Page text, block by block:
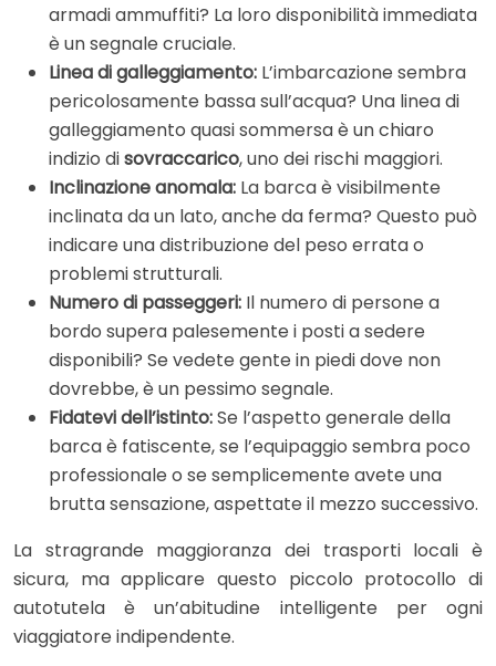
armadi ammuffiti? La loro disponibilità immediata
è un segnale cruciale.
Linea di galleggiamento: L’imbarcazione sembra
pericolosamente bassa sull’acqua? Una linea di
galleggiamento quasi sommersa è un chiaro
indizio disovraccarico, uno dei rischi maggiori.
Inclinazione anomala: La barca è visibilmente
inclinata da un lato, anche da ferma? Questo può
indicare una distribuzione del peso errata o
problemi strutturali.
Numero di passeggeri: Il numero di persone a
bordo supera palesemente i posti a sedere
disponibili? Se vedete gente in piedi dove non
dovrebbe, è un pessimo segnale.
Fidatevi dell’istinto:Se l’aspetto generale della
barca è fatiscente, se l’equipaggio sembra poco
professionale o se semplicemente avete una
brutta sensazione, aspettate il mezzo successivo.
La stragrande maggioranza dei trasporti locali è
sicura, ma applicare questo piccolo protocollo di
autotutela è un’abitudine intelligente per ogni
viaggiatore indipendente.